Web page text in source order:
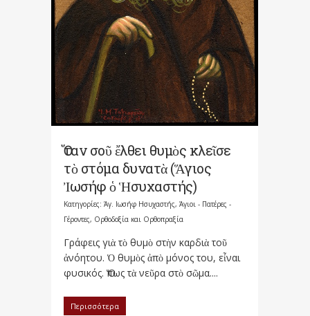
Ὅταν σοῦ ἔλθει θυμὸς κλεῖσε
τὸ στόμα δυνατὰ (Ἅγιος
Ἰωσήφ ὁ Ἡσυχαστής)
Κατηγορίες: Άγ. Ιωσήφ Ησυχαστής, Άγιοι - Πατέρες -
Γέροντες, Ορθοδοξία και Ορθοπραξία
Γράφεις γιὰ τὸ θυμὸ στὴν καρδιὰ τοῦ
ἀνόητου. Ὁ θυμὸς ἀπὸ μόνος του, εἶναι
φυσικός. Ὅπως τὰ νεῦρα στὸ σῶμα....
Περισσότερα